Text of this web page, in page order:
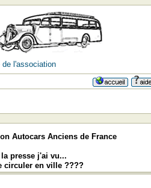
l'association
Autocars Anciens de France
presse j'ai vu...
circuler en ville ????